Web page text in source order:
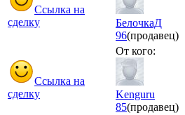
Ссылка на
сделку
БелочкаД
96(продавец)
Ссылка на
сделку
От кого:
Kenguru
85(продавец)